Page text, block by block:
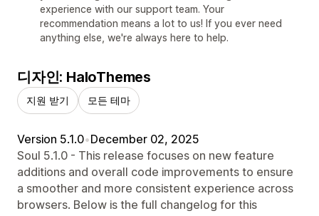
experience with our support team. Your
recommendation means a lot to us! If you ever need
anything else, we're always here to help.
디자인: HaloThemes
지원 받기 모든 테마
Version 5.1.0•December 02, 2025
Soul 5.1.0 - This release focuses on new feature
additions and overall code improvements to ensure
a smoother and more consistent experience across
browsers. Below is the full changelog for this